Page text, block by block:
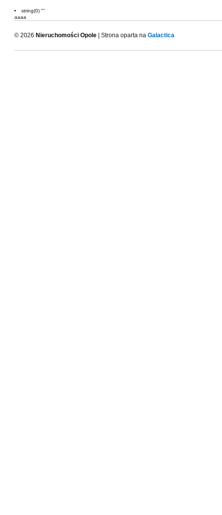
string(0) ""
aaaa
© 2026 Nieruchomości Opole | Strona oparta na Galactica